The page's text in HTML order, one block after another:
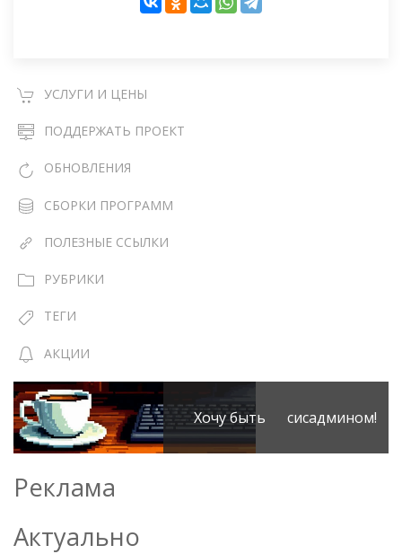
УСЛУГИ И ЦЕНЫ
ПОДДЕРЖАТЬ ПРОЕКТ
ОБНОВЛЕНИЯ
СБОРКИ ПРОГРАММ
ПОЛЕЗНЫЕ ССЫЛКИ
РУБРИКИ
ТЕГИ
АКЦИИ
Хочу быть сисадмином!
Реклама
Актуально